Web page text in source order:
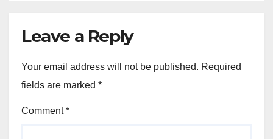
Leave a Reply
Your email address will not be published. Required
fields are marked *
Comment*